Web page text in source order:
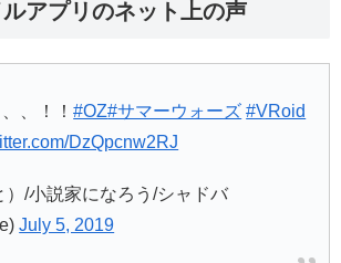
アプリのネット上の声
、！！#OZ#サマーウォーズ #VRoid
DzQpcnw2RJ
/小説家になろう/シャドバ
July 5, 2019